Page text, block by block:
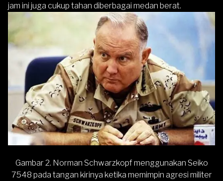
jam ini juga cukup tahan diberbagai medan berat.
Gambar 2. Norman Schwarzkopf menggunakan Seiko
7548 pada tangan kirinya ketika memimpin agresi militer